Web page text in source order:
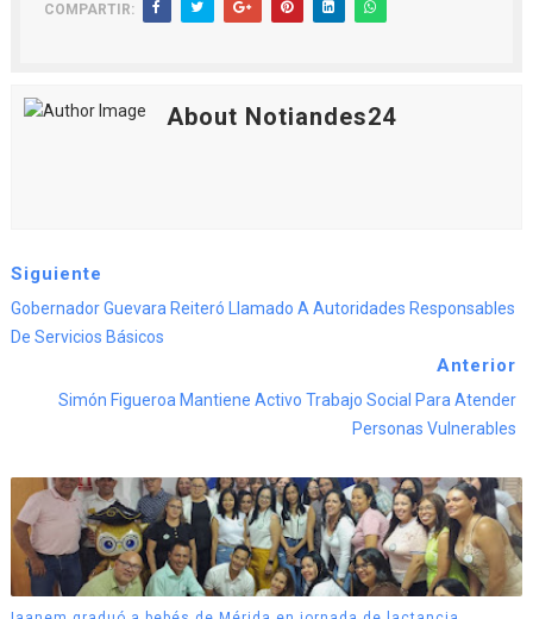
COMPARTIR:
About Notiandes24
Siguiente
Gobernador Guevara Reiteró Llamado A Autoridades Responsables
De Servicios Básicos
Anterior
Simón Figueroa Mantiene Activo Trabajo Social Para Atender
Personas Vulnerables